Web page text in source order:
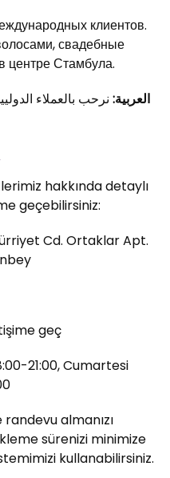
клиентов.
свадебные
центре Стамбула.
العربية: نرحب بالعملاء
hakkında detaylı
geçebilirsiniz:
Cd. Ortaklar Apt.
geç
21:00, Cumartesi
almanızı
sürenizi minimize
kullanabilirsiniz.